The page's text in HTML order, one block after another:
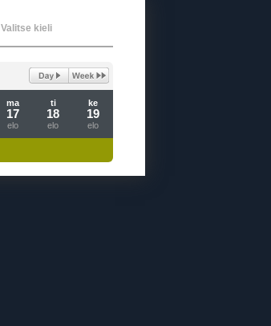
Valitse kieli
ma
17
elo
ti
18
elo
ke
19
elo